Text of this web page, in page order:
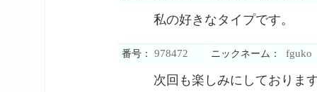
私の好きなタイプです。
番号： 978472 ニックネーム： fguko
次回も楽しみにしておりま